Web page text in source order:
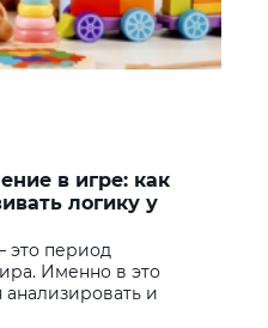
в игре: как
логику у
это период
Именно в это
и